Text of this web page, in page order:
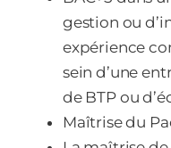
gestion ou
expérience
sein d’une
de BTP ou
Maîtrise du